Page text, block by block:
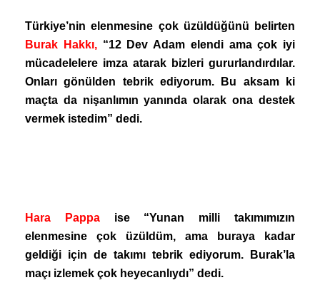
Türkiye’nin elenmesine çok üzüldüğünü belirten
Burak Hakkı,“12 Dev Adam elendi ama çok iyi
mücadelelere imza atarak bizleri gururlandırdılar.
Onları gönülden tebrik ediyorum. Bu aksam ki
maçta da nişanlımın yanında olarak ona destek
vermek istedim” dedi.
Hara Pappaise “Yunan milli takımımızın
elenmesine çok üzüldüm, ama buraya kadar
geldiği için de takımı tebrik ediyorum. Burak’la
maçı izlemek çok heyecanlıydı” dedi.